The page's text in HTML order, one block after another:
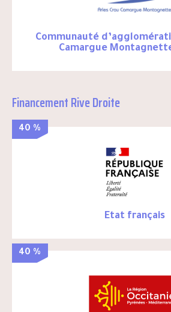
Communauté
Camargue Montagnette
Financement Rive Droite
40 %
Etat français
40 %